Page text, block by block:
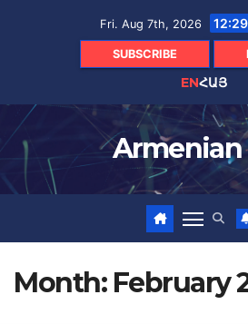
Fri. Aug 7th, 2026
SUBSCRIBE
ENՀԱՅ
Armenian
Month: February